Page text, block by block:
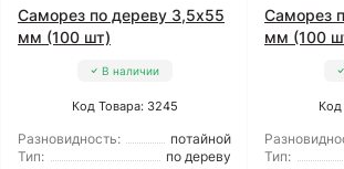
Саморез по дереву 3,5x55
мм (100 шт)
В наличии
Код Товара: 3245
Разновидность:
потайной
Тип:
по дереву
Саморез
мм (100
Код
Тип: